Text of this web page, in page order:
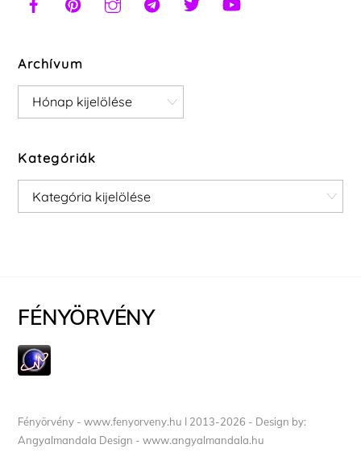
Archívum
Archívum
Kategóriák
Kategóriák
FÉNYÖRVÉNY
Fényörvény - www.fenyorveny.hu I 2013-2026 - Design by:
Angyalmandala Design - www.angyalmandala.hu